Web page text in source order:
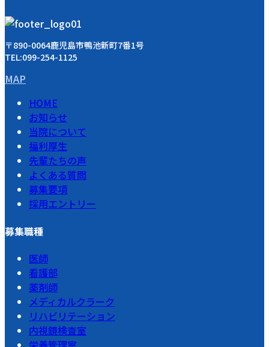
〒890-0064鹿児島市鴨池新町7番1号
TEL:099-254-1125
MAP
HOME
お知らせ
当院について
福利厚生
先輩たちの声
よくある質問
募集要項
採用エントリー
募集職種
医師
看護部
薬剤師
メディカルクラーク
リハビリテーション
内視鏡検査室